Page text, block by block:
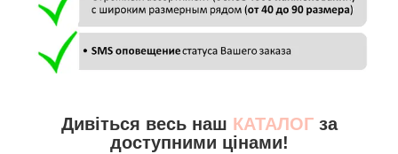
Дивіться весь наш КАТАЛОГза
доступними цінами!